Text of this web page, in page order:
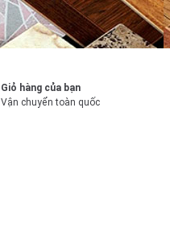
Giỏ hàng của bạn
Vận chuyển toàn quốc